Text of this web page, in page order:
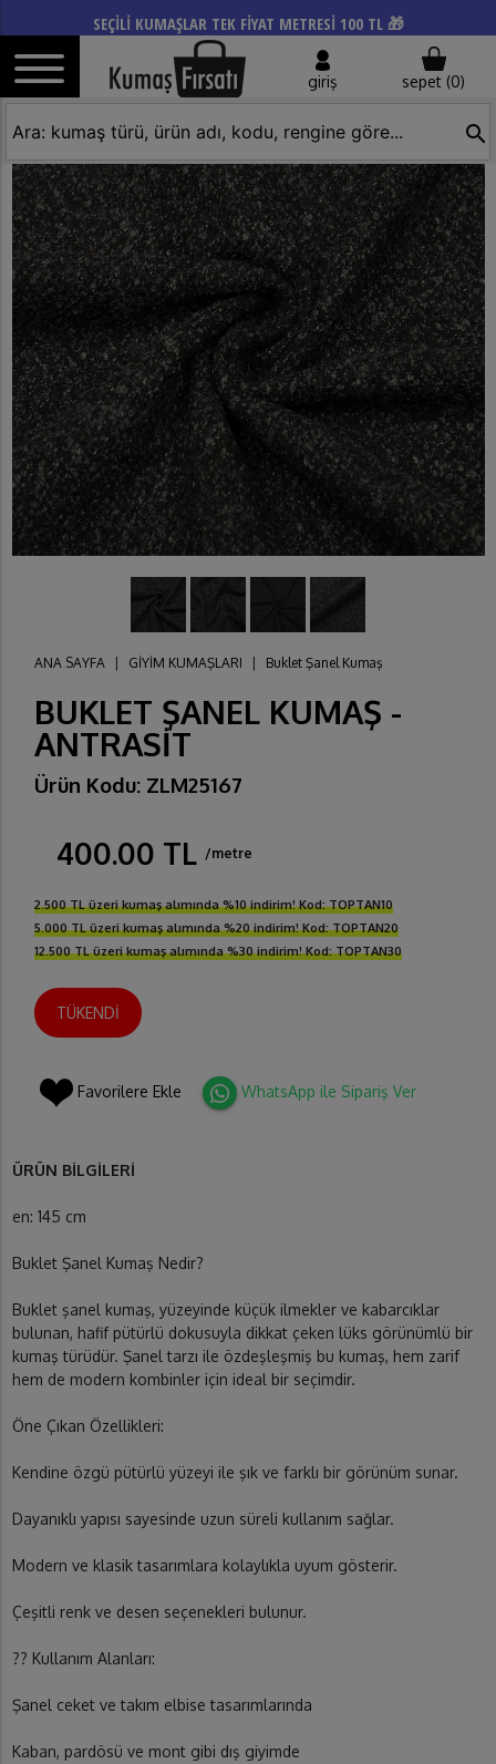
SEÇİLİ KUMAŞLAR TEK FİYAT METRESİ 100 TL 🎁
giriş sepet (0)
search
ANA SAYFA GİYİM KUMAŞLARI Buklet Şanel Kumaş
BUKLET ŞANEL KUMAŞ -
ANTRASİT
Ürün Kodu: ZLM25167
400.00 TL /metre
2.500 TL üzeri kumaş alımında %10 indirim! Kod: TOPTAN10
5.000 TL üzeri kumaş alımında %20 indirim! Kod: TOPTAN20
12.500 TL üzeri kumaş alımında %30 indirim! Kod: TOPTAN30
TÜKENDİ
Favorilere Ekle WhatsApp ile Sipariş Ver
ÜRÜN BİLGİLERİ
en: 145 cm
Buklet Şanel Kumaş Nedir?
Buklet şanel kumaş, yüzeyinde küçük ilmekler ve kabarcıklar
bulunan, hafif pütürlü dokusuyla dikkat çeken lüks görünümlü bir
kumaş türüdür. Şanel tarzı ile özdeşleşmiş bu kumaş, hem zarif
hem de modern kombinler için ideal bir seçimdir.
Öne Çıkan Özellikleri:
Kendine özgü pütürlü yüzeyi ile şık ve farklı bir görünüm sunar.
Dayanıklı yapısı sayesinde uzun süreli kullanım sağlar.
Modern ve klasik tasarımlara kolaylıkla uyum gösterir.
Çeşitli renk ve desen seçenekleri bulunur.
?? Kullanım Alanları:
Şanel ceket ve takım elbise tasarımlarında
Kaban, pardösü ve mont gibi dış giyimde